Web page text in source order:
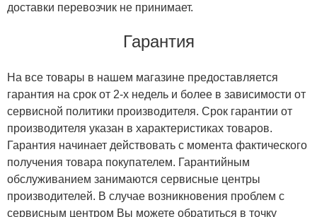
доставки перевозчик не принимает.
Гарантия
На все товары в нашем магазине предоставляется
гарантия на срок от 2-х недель и более в зависимости от
сервисной политики производителя. Срок гарантии от
производителя указан в характеристиках товаров.
Гарантия начинает действовать с момента фактического
получения товара покупателем. Гарантийным
обслуживанием занимаются сервисные центры
производителей. В случае возникновения проблем с
сервисным центром Вы можете обратиться в точку